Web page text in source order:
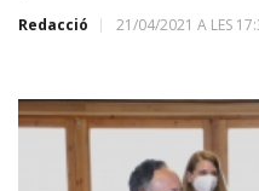
Redacció 21/04/2021 A LES